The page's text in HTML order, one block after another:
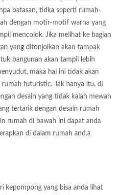
batasan, tidka seperti rumah-
dengan motir-motif warna yang
mencolok. Jika melihat ke bagian
yang ditonjolkan akan tampak
bangunan akan tampil lebih
maka hal ini tidak akan
rumah futuristic. Tak hanya itu, di
desain yang tidak kalah mewah
tertarik dengan desain rumah
rumah di bawah ini dapat anda
di dalam rumah and.a
kepompong yang bisa anda lihat